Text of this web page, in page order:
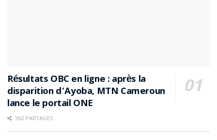
Résultats OBC en ligne : après la
disparition d’Ayoba, MTN Cameroun
lance le portail ONE
962 PARTAGES